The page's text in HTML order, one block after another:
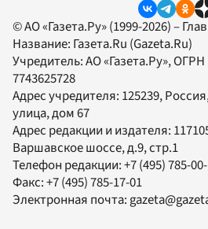
© АО «Газета.Ру» (1999-2026) –
Название: Газета.Ru (Gazeta.Ru)
Учредитель:АО «Газета.Ру», ОГРН
7743625728
Адрес учредителя: 125239,
улица, дом 67
Адрес редакции и издателя:
Варшавское шоссе, д.9, стр.1
Телефон редакции:+7 (495) 785-
Факс:+7 (495) 785-17-01
Электронная почта: